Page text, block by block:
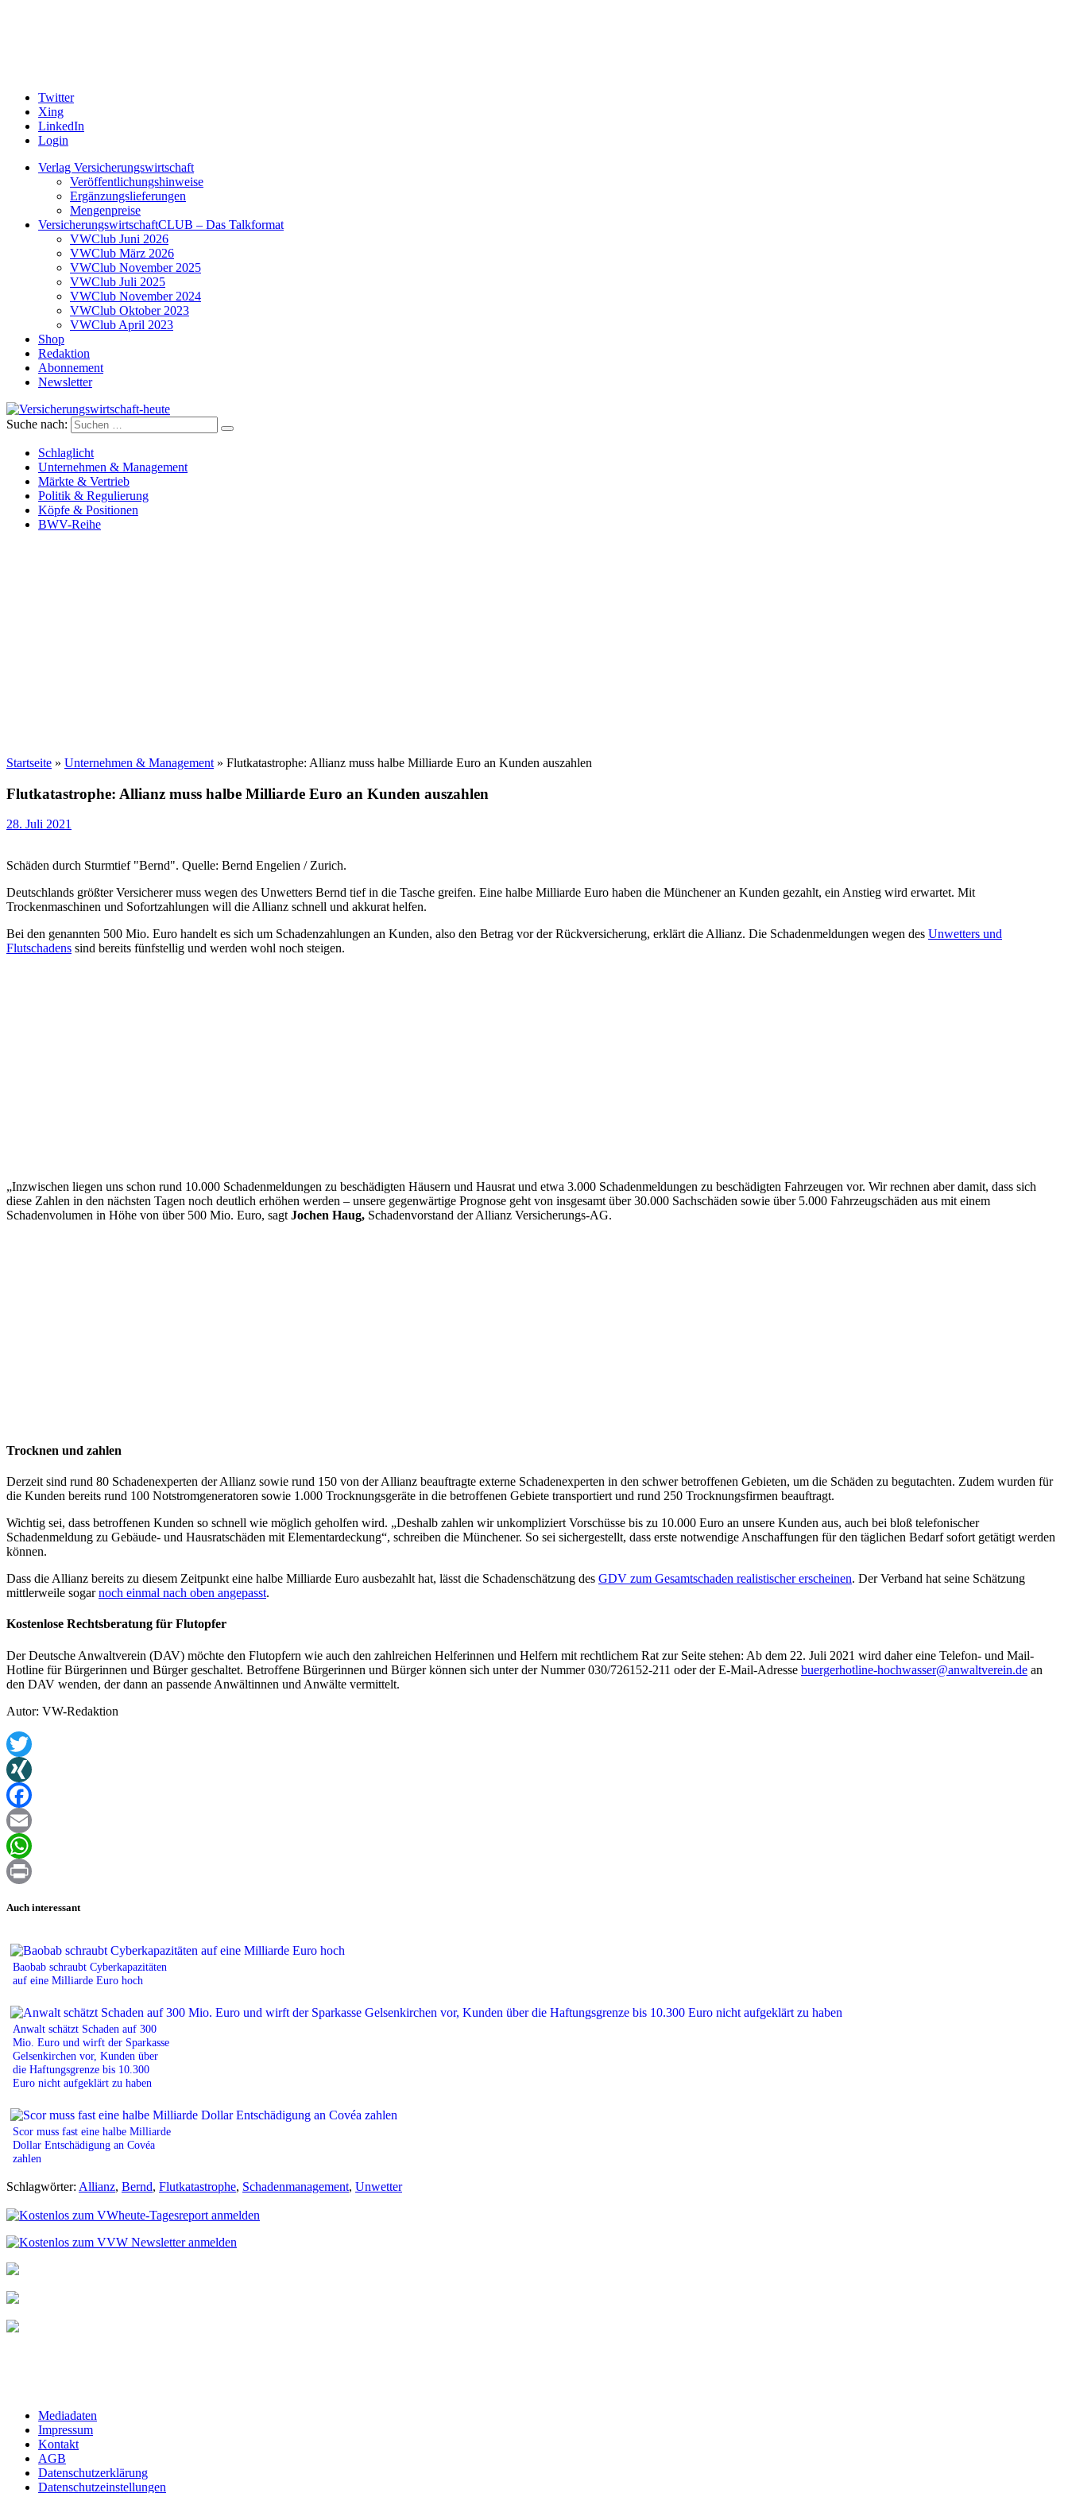
Twitter
Xing
LinkedIn
Login
Verlag Versicherungswirtschaft
Veröffentlichungshinweise
Ergänzungslieferungen
Mengenpreise
VersicherungswirtschaftCLUB – Das Talkformat
VWClub Juni 2026
VWClub März 2026
VWClub November 2025
VWClub Juli 2025
VWClub November 2024
VWClub Oktober 2023
VWClub April 2023
Shop
Redaktion
Abonnement
Newsletter
Versicherungswirtschaft-heute
Suche nach:
Schlaglicht
Unternehmen & Management
Märkte & Vertrieb
Politik & Regulierung
Köpfe & Positionen
BWV-Reihe
Startseite » Unternehmen & Management » Flutkatastrophe: Allianz muss halbe Milliarde Euro an Kunden auszahlen
Flutkatastrophe: Allianz muss halbe Milliarde Euro an Kunden auszahlen
28. Juli 2021
Schäden durch Sturmtief "Bernd". Quelle: Bernd Engelien / Zurich.
Deutschlands größter Versicherer muss wegen des Unwetters Bernd tief in die Tasche greifen. Eine halbe Milliarde Euro haben die Münchener an Kunden gezahlt, ein Anstieg wird erwartet. Mit
Trockenmaschinen und Sofortzahlungen will die Allianz schnell und akkurat helfen.
Bei den genannten 500 Mio. Euro handelt es sich um Schadenzahlungen an Kunden, also den Betrag vor der Rückversicherung, erklärt die Allianz. Die Schadenmeldungen wegen des Unwetters und
Flutschadens sind bereits fünfstellig und werden wohl noch steigen.
„Inzwischen liegen uns schon rund 10.000 Schadenmeldungen zu beschädigten Häusern und Hausrat und etwa 3.000 Schadenmeldungen zu beschädigten Fahrzeugen vor. Wir rechnen aber damit, dass sich
diese Zahlen in den nächsten Tagen noch deutlich erhöhen werden – unsere gegenwärtige Prognose geht von insgesamt über 30.000 Sachschäden sowie über 5.000 Fahrzeugschäden aus mit einem
Schadenvolumen in Höhe von über 500 Mio. Euro, sagtJochen Haug, Schadenvorstand der Allianz Versicherungs-AG.
Trocknen und zahlen
Derzeit sind rund 80 Schadenexperten der Allianz sowie rund 150 von der Allianz beauftragte externe Schadenexperten in den schwer betroffenen Gebieten, um die Schäden zu begutachten. Zudem wurden für
die Kunden bereits rund 100 Notstromgeneratoren sowie 1.000 Trocknungsgeräte in die betroffenen Gebiete transportiert und rund 250 Trocknungsfirmen beauftragt.
Wichtig sei, dass betroffenen Kunden so schnell wie möglich geholfen wird. „Deshalb zahlen wir unkompliziert Vorschüsse bis zu 10.000 Euro an unsere Kunden aus, auch bei bloß telefonischer
Schadenmeldung zu Gebäude- und Hausratschäden mit Elementardeckung“, schreiben die Münchener. So sei sichergestellt, dass erste notwendige Anschaffungen für den täglichen Bedarf sofort getätigt werden
können.
Dass die Allianz bereits zu diesem Zeitpunkt eine halbe Milliarde Euro ausbezahlt hat, lässt die Schadenschätzung des GDV zum Gesamtschaden realistischer erscheinen. Der Verband hat seine Schätzung
mittlerweile sogarnoch einmal nach oben angepasst.
Kostenlose Rechtsberatung für Flutopfer
Der Deutsche Anwaltverein (DAV) möchte den Flutopfern wie auch den zahlreichen Helferinnen und Helfern mit rechtlichem Rat zur Seite stehen: Ab dem 22. Juli 2021 wird daher eine Telefon- und Mail-
Hotline für Bürgerinnen und Bürger geschaltet. Betroffene Bürgerinnen und Bürger können sich unter der Nummer 030/726152-211 oder der E-Mail-Adresse buergerhotline-hochwasser@anwaltverein.de an
den DAV wenden, der dann an passende Anwältinnen und Anwälte vermittelt.
Autor: VW-Redaktion
Twitter
XING
Facebook
Email
WhatsApp
Auch interessant
Baobab schraubt Cyberkapazitäten
auf eine Milliarde Euro hoch
Anwalt schätzt Schaden auf 300
Mio. Euro und wirft der Sparkasse
Gelsenkirchen vor, Kunden über
die Haftungsgrenze bis 10.300
Euro nicht aufgeklärt zu haben
Scor muss fast eine halbe Milliarde
Dollar Entschädigung an Covéa
zahlen
Schlagwörter: Allianz, Bernd, Flutkatastrophe, Schadenmanagement, Unwetter
Mediadaten
Impressum
Kontakt
AGB
Datenschutzerklärung
Datenschutzeinstellungen